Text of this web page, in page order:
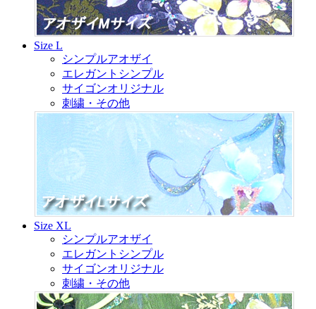
Size L
シンプルアオザイ
エレガントシンプル
サイゴンオリジナル
刺繍・その他
Size XL
シンプルアオザイ
エレガントシンプル
サイゴンオリジナル
刺繍・その他